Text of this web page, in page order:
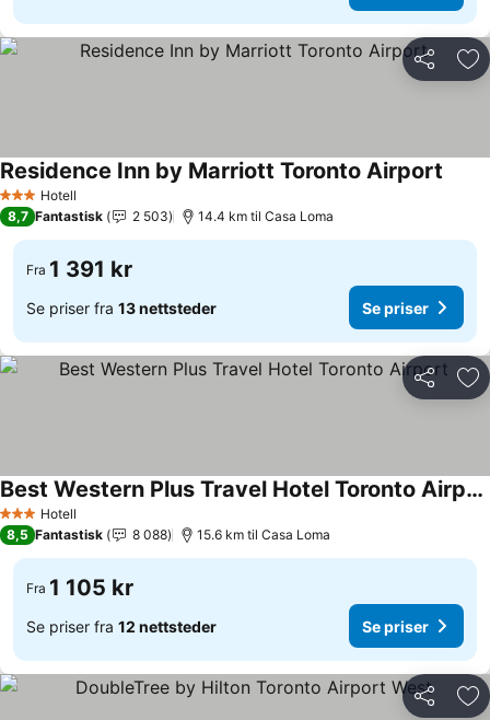
Del
3 StjernerHotell
Residence Inn by Marriott Toronto Airport
8,7 Fantastisk 2 503 14.4 km til Casa Loma
Fra 1 391 kr
Se priser fra 13 nettsteder Se priser
Del
3 StjernerHotell
Best Western Plus Travel Hotel Toronto Airport
8,5 Fantastisk 8 088 15.6 km til Casa Loma
Fra 1 105 kr
Se priser fra 12 nettsteder Se priser
Del